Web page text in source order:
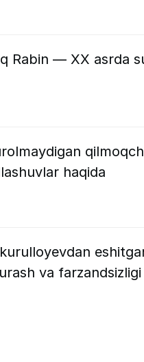
Rabin — XX asrda
haqida
va farzandsizligi